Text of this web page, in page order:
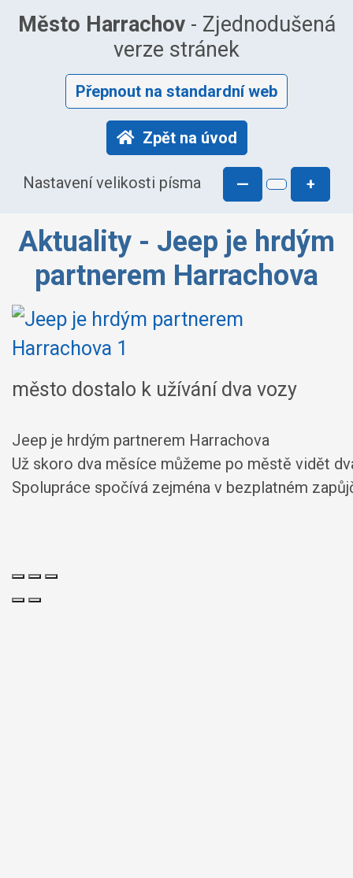
Město Harrachov- Zjednodušená
verze stránek
Přepnout na standardní web
Zpět na úvod
Nastavení velikosti písma — +
Aktuality - Jeep je hrdým
partnerem Harrachova
město dostalo k užívání dva vozy
Jeep je hrdým partnerem Harrachova
Už skoro dva měsíce můžeme po městě vidět
Spolupráce spočívá zejména v bezplatném